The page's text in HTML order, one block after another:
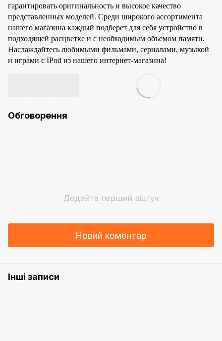
гарантировать оригинальность и высокое качество
представленных моделей. Среди широкого ассортимента
нашего магазина каждый подберет для себя устройство в
подходящей расцветке и с необходимым объемом памяти.
Наслаждайтесь любимыми фильмами, сериалами, музыкой
и играми с IPod из нашего интернет-магазина!
Обговорення
Додайте перший відгук
Новий коментар
Інші записи